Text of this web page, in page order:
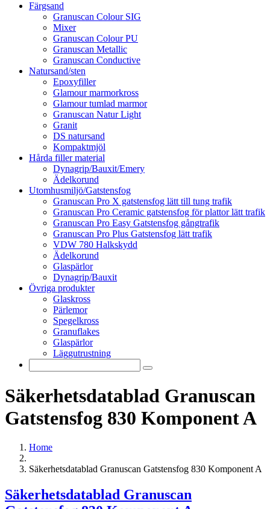
Färgsand
Granuscan Colour SIG
Mixer
Granuscan Colour PU
Granuscan Metallic
Granuscan Conductive
Natursand/sten
Epoxyfiller
Glamour marmorkross
Glamour tumlad marmor
Granuscan Natur Light
Granit
DS natursand
Kompaktmjöl
Hårda filler material
Dynagrip/Bauxit/Emery
Ädelkorund
Utomhusmiljö/Gatstensfog
Granuscan Pro X gatstensfog lätt till tung trafik
Granuscan Pro Ceramic gatstensfog för plattor lätt trafik
Granuscan Pro Easy Gatstensfog gångtrafik
Granuscan Pro Plus Gatstensfog lätt trafik
VDW 780 Halkskydd
Ädelkorund
Glaspärlor
Dynagrip/Bauxit
Övriga produkter
Glaskross
Pärlemor
Spegelkross
Granuflakes
Glaspärlor
Läggutrustning
Säkerhetsdatablad Granuscan
Gatstensfog 830 Komponent A
Home
Säkerhetsdatablad Granuscan Gatstensfog 830 Komponent A
Säkerhetsdatablad Granuscan